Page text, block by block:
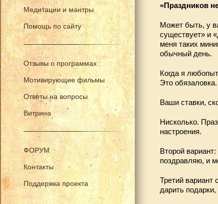
Медитации и мантры
Помощь по сайту
Отзывы о программах
Мотивирующие фильмы
Ответы на вопросы
Витрина
ФОРУМ
Контакты
Поддержка проекта
«Праздников
Может быть, у
существует» и
меня таких
обычный день.
Когда я
Это
Ваши ставки,
Нисколько.
настроения.
Второй
поздравляю, и
Третий
дарить